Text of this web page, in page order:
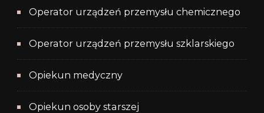
Operator urządzeń przemysłu chemicznego
Operator urządzeń przemysłu szklarskiego
Opiekun medyczny
Opiekun osoby starszej